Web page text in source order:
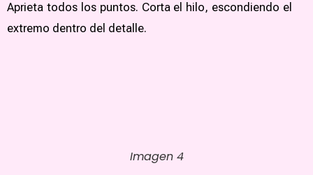
Aprieta todos los puntos. Corta el hilo, escondiendo el
extremo dentro del detalle.
Imagen 4